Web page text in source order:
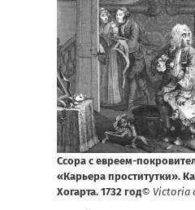
Ссора с евреем-
«Карьера проститутки».
Хогарта. 1732 год© Victoria